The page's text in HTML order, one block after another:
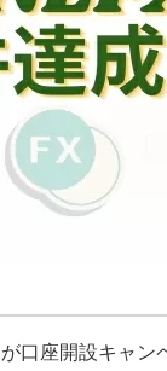
口座開設キャン